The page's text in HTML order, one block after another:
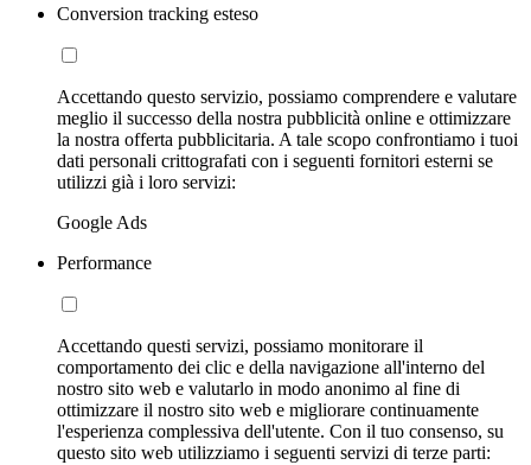
Conversion tracking esteso
Accettando questo servizio, possiamo comprendere e valutare
meglio il successo della nostra pubblicità online e ottimizzare
la nostra offerta pubblicitaria. A tale scopo confrontiamo i tuoi
dati personali crittografati con i seguenti fornitori esterni se
utilizzi già i loro servizi:
Google Ads
Performance
Accettando questi servizi, possiamo monitorare il
comportamento dei clic e della navigazione all'interno del
nostro sito web e valutarlo in modo anonimo al fine di
ottimizzare il nostro sito web e migliorare continuamente
l'esperienza complessiva dell'utente. Con il tuo consenso, su
questo sito web utilizziamo i seguenti servizi di terze parti: